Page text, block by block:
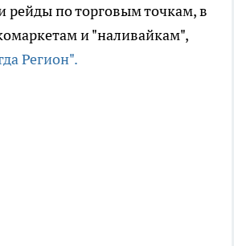
рейды по торговым точкам, в
и "наливайкам",
Регион".